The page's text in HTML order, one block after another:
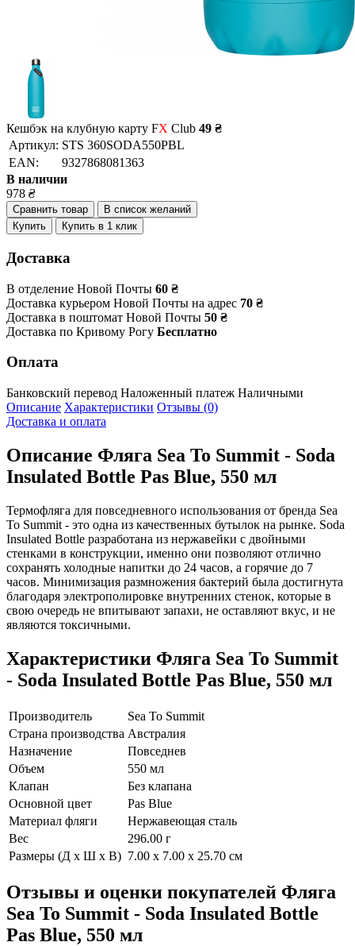
Кешбэк на клубную карту FX Club 49 ₴
Артикул: STS 360SODA550PBL
EAN:
9327868081363
В наличии
978 ₴
Сравнить товар
В список желаний
Купить
Купить в 1 клик
Доставка
В отделение Новой Почты 60 ₴
Доставка курьером Новой Почты на адрес 70 ₴
Доставка в поштомат Новой Почты 50 ₴
Доставка по Кривому Рогу Бесплатно
Оплата
Банковский перевод Наложенный платеж Наличными
Описание Характеристики Отзывы (0)
Доставка и оплата
Описание Фляга Sea To Summit - Soda
Insulated Bottle Pas Blue, 550 мл
Термофляга для повседневного использования от бренда Sea
To Summit - это одна из качественных бутылок на рынке. Soda
Insulated Bottle разработана из нержавейки с двойными
стенками в конструкции, именно они позволяют отлично
сохранять холодные напитки до 24 часов, а горячие до 7
часов. Минимизация размножения бактерий была достигнута
благодаря электрополировке внутренних стенок, которые в
свою очередь не впитывают запахи, не оставляют вкус, и не
являются токсичными.
Характеристики Фляга Sea To Summit
- Soda Insulated Bottle Pas Blue, 550 мл
Производитель
Sea To Summit
Страна производства Австралия
Назначение
Повседнев
Объем
550 мл
Клапан
Без клапана
Основной цвет
Pas Blue
Материал фляги
Нержавеющая сталь
Вес
296.00 г
Размеры (Д х Ш х В) 7.00 x 7.00 x 25.70 см
Отзывы и оценки покупателей Фляга
Sea To Summit - Soda Insulated Bottle
Pas Blue, 550 мл